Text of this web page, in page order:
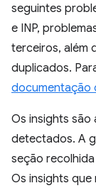
seguintes
e INP,
terceiros, além
duplicados.
documentação
Os insights são
detectados. A
seção recolhida
Os insights